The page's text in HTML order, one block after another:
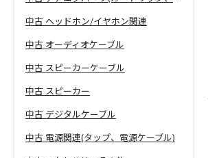
中古 ヘッドホン/イヤホン関連
中古 オーディオケーブル
中古 スピーカーケーブル
中古 スピーカー
中古 デジタルケーブル
中古 電源関連(タップ、電源ケーブル)